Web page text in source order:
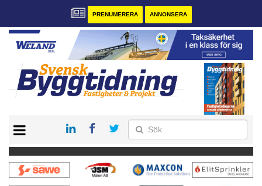
PRENUMERERA ANNONSERA
PRENUMERERA
VÅRA ANDRA MAGASIN